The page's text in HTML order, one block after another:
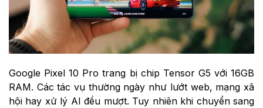
Google Pixel 10 Pro trang bị chip Tensor G5 với 16GB
RAM. Các tác vụ thường ngày như lướt web, mạng xã
hội hay xử lý AI đều mượt. Tuy nhiên khi chuyển sang